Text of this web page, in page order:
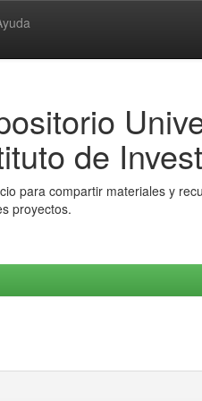
de
para compartir materiales y
proyectos.